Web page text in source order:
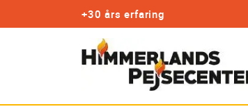
+30 års erfaring